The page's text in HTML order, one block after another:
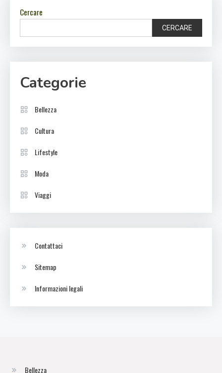
Cercare
CERCARE
Categorie
Bellezza
Cultura
Lifestyle
Moda
Viaggi
Contattaci
Sitemap
Informazioni legali
Bellezza